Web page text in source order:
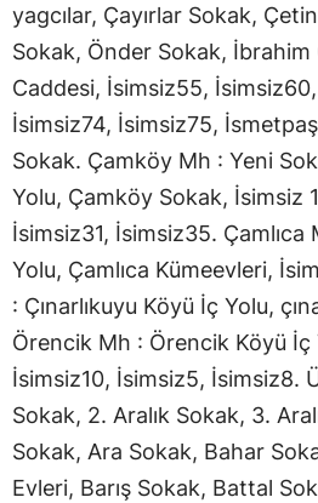
yagcılar, Çayırlar Sokak,
Sokak, Önder Sokak,
Caddesi, İsimsiz55,
İsimsiz74, İsimsiz75,
Sokak. Çamköy Mh : Yeni
Yolu, Çamköy Sokak, İsimsiz
İsimsiz31, İsimsiz35. Çamlıca
Yolu, Çamlıca Kümeevleri,
: Çınarlıkuyu Köyü İç Yolu,
Örencik Mh : Örencik Köyü
İsimsiz10, İsimsiz5, İsimsiz8.
Sokak, 2. Aralık Sokak, 3.
Sokak, Ara Sokak, Bahar
Evleri, Barış Sokak, Battal